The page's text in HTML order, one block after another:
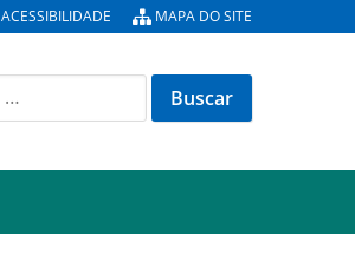
ACESSIBILIDADE MAPA DO SITE